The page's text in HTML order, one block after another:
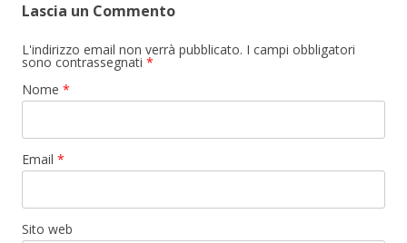
Lascia un Commento
L'indirizzo email non verrà pubblicato. I campi obbligatori
sono contrassegnati *
Nome *
Email *
Sito web